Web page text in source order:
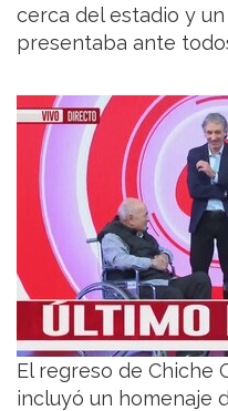
cerca del estadio y
presentaba ante
El regreso de Chiche
incluyó un homenaje